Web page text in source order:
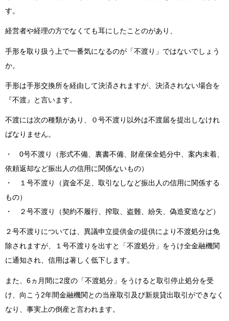
す。
経営者や経理の方でなくても耳にしたことのがあり、
手形を取り扱う上で一番気になるのが「不渡り」ではないでしょう
か。
手形は手形交換所を経由して決済されますが、決済されない場合を
『不渡』と言います。
不渡には次の種類があり、０号不渡り以外は不渡届を提出しなけれ
ばなりません。
・ 0号不渡り（形式不備、裏書不備、財産保全処分中、案内未着、
依頼返却など振出人の信用に関係ないもの）
・ １号不渡り（資金不足、取引なしなど振出人の信用に関係する
もの）
・ ２号不渡り（契約不履行、搾取、盗難、紛失、偽造変造など）
２号不渡りについては、異議申立提供金の提供により不渡処分は免
除されますが、１号不渡りを出すと「不渡処分」をうけ全金融機関
に通知され、信用は著しく低下します。
また、6ヵ月間に2度の「不渡処分」をうけると取引停止処分を受
け、向こう2年間金融機関との当座取引及び新規貸出取引ができなく
なり、事実上の倒産と言われます。